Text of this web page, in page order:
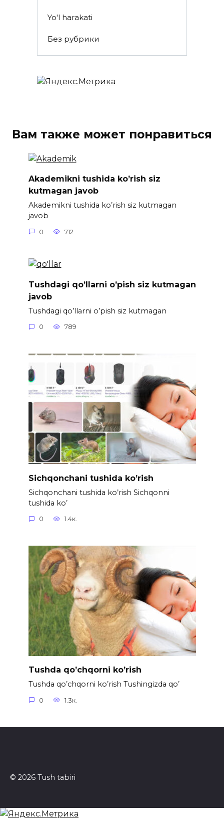
Yo'l harakati
Без рубрики
Вам также может понравиться
Akademikni tushida ko’rish siz
kutmagan javob
Akademikni tushida ko’rish siz kutmagan
javob
0 712
Tushdagi qo’llarni o’pish siz kutmagan
javob
Tushdagi qo’llarni o’pish siz kutmagan
0 789
Sichqonchani tushida ko’rish
Sichqonchani tushida ko’rish Sichqonni
tushida ko’
0 1.4к.
Tushda qo’chqorni ko’rish
Tushda qo’chqorni ko’rish Tushingizda qo’
0 1.3к.
© 2026 Tush tabiri